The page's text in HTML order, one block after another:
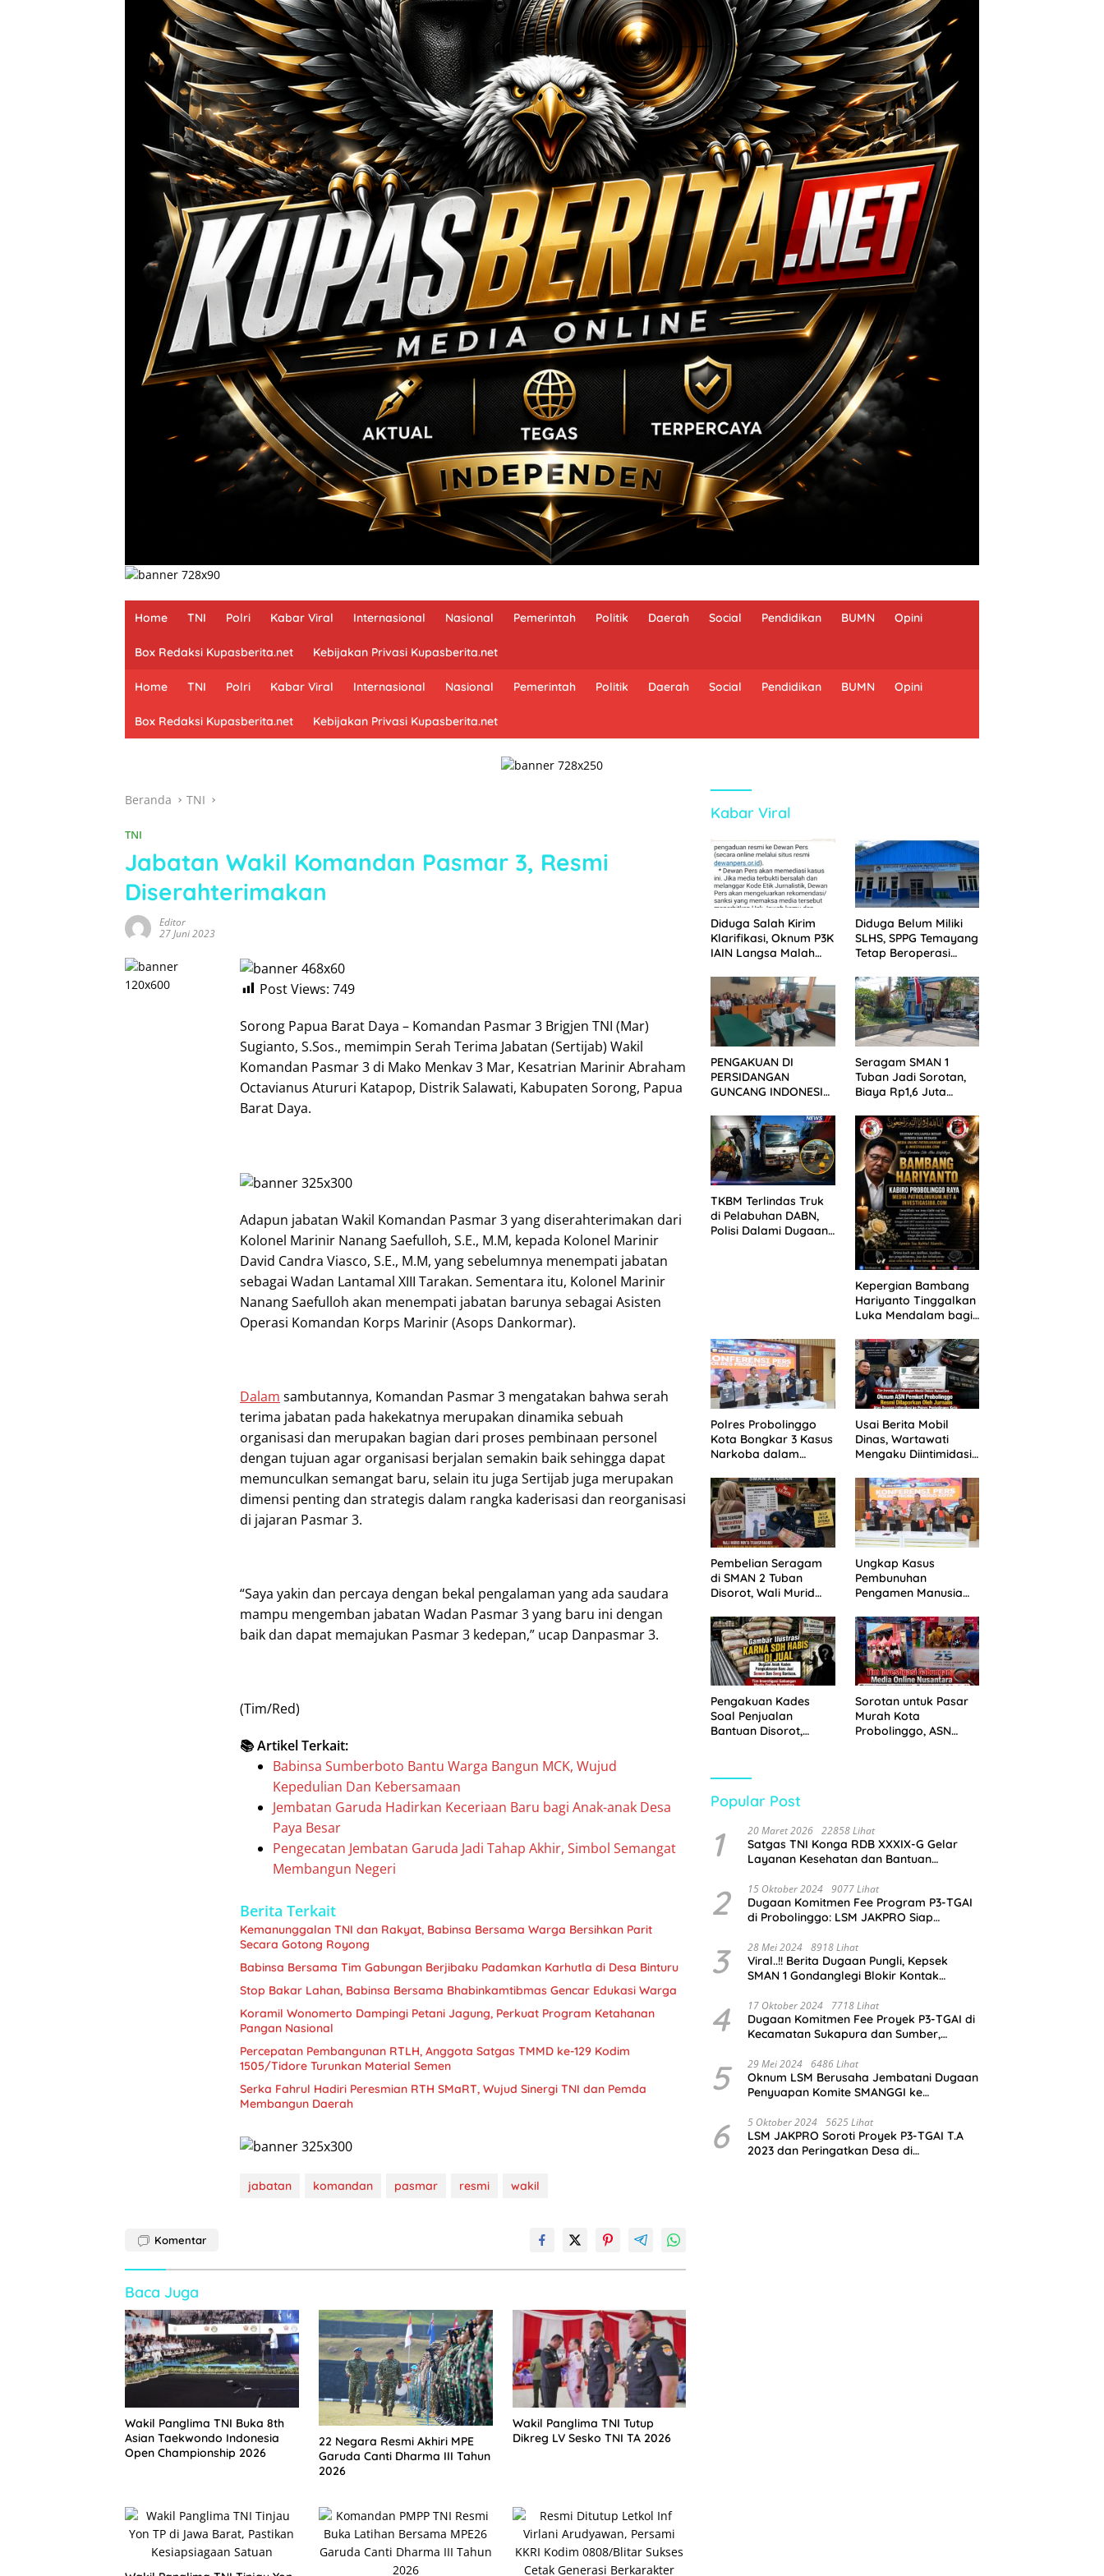
Home TNI Polri Kabar Viral Internasional Nasional Pemerintah Politik Daerah Social Pendidikan BUMN Opini
Box Redaksi Kupasberita.net Kebijakan Privasi Kupasberita.net
Home TNI Polri Kabar Viral Internasional Nasional Pemerintah Politik Daerah Social Pendidikan BUMN Opini
Box Redaksi Kupasberita.net Kebijakan Privasi Kupasberita.net
Beranda TNI
TNI
Jabatan Wakil Komandan Pasmar 3, Resmi
Diserahterimakan
Editor
27 Juni 2023
Post Views: 749
Sorong Papua Barat Daya – Komandan Pasmar 3 Brigjen TNI (Mar)
Sugianto, S.Sos., memimpin Serah Terima Jabatan (Sertijab) Wakil
Komandan Pasmar 3 di Mako Menkav 3 Mar, Kesatrian Marinir Abraham
Octavianus Atururi Katapop, Distrik Salawati, Kabupaten Sorong, Papua
Barat Daya.
Adapun jabatan Wakil Komandan Pasmar 3 yang diserahterimakan dari
Kolonel Marinir Nanang Saefulloh, S.E., M.M, kepada Kolonel Marinir
David Candra Viasco, S.E., M.M, yang sebelumnya menempati jabatan
sebagai Wadan Lantamal XIII Tarakan. Sementara itu, Kolonel Marinir
Nanang Saefulloh akan menempati jabatan barunya sebagai Asisten
Operasi Komandan Korps Marinir (Asops Dankormar).
Dalam sambutannya, Komandan Pasmar 3 mengatakan bahwa serah
terima jabatan pada hakekatnya merupakan dinamika sebuah
organisasi dan merupakan bagian dari proses pembinaan personel
dengan tujuan agar organisasi berjalan semakin baik sehingga dapat
memunculkan semangat baru, selain itu juga Sertijab juga merupakan
dimensi penting dan strategis dalam rangka kaderisasi dan reorganisasi
di jajaran Pasmar 3.
“Saya yakin dan percaya dengan bekal pengalaman yang ada saudara
mampu mengemban jabatan Wadan Pasmar 3 yang baru ini dengan
baik dan dapat memajukan Pasmar 3 kedepan,” ucap Danpasmar 3.
(Tim/Red)
📚 Artikel Terkait:
Babinsa Sumberboto Bantu Warga Bangun MCK, Wujud
Kepedulian Dan Kebersamaan
Jembatan Garuda Hadirkan Keceriaan Baru bagi Anak-anak Desa
Paya Besar
Pengecatan Jembatan Garuda Jadi Tahap Akhir, Simbol Semangat
Membangun Negeri
Berita Terkait
Kemanunggalan TNI dan Rakyat, Babinsa Bersama Warga Bersihkan Parit
Secara Gotong Royong
Babinsa Bersama Tim Gabungan Berjibaku Padamkan Karhutla di Desa Binturu
Stop Bakar Lahan, Babinsa Bersama Bhabinkamtibmas Gencar Edukasi Warga
Koramil Wonomerto Dampingi Petani Jagung, Perkuat Program Ketahanan
Pangan Nasional
Percepatan Pembangunan RTLH, Anggota Satgas TMMD ke-129 Kodim
1505/Tidore Turunkan Material Semen
Serka Fahrul Hadiri Peresmian RTH SMaRT, Wujud Sinergi TNI dan Pemda
Membangun Daerah
jabatan komandan pasmar resmi wakil
Komentar
Baca Juga
Wakil Panglima TNI Buka 8th
Asian Taekwondo Indonesia
Open Championship 2026
22 Negara Resmi Akhiri MPE
Garuda Canti Dharma III Tahun
2026
Wakil Panglima TNI Tutup
Dikreg LV Sesko TNI TA 2026
Kabar Viral
Diduga Salah Kirim
Klarifikasi, Oknum P3K
IAIN Langsa Malah
Dewan Pers
Diduga Belum Miliki
SLHS, SPPG Temayang
Tetap Beroperasi
PENGAKUAN DI
PERSIDANGAN
GUNCANG INDONESIA!
DITUNDA, KELUARGA
KORBAN MENGAMUK
DI PN MALANG
Seragam SMAN 1
Tuban Jadi Sorotan,
Biaya Rp1,6 Juta
SPMB 2026
TKBM Terlindas Truk
di Pelabuhan DABN,
Polisi Dalami Dugaan
Kepergian Bambang
Hariyanto Tinggalkan
Luka Mendalam bagi
Patrolihukum.net
Polres Probolinggo
Kota Bongkar 3 Kasus
Narkoba dalam
Sabu Disita
Usai Berita Mobil
Dinas, Wartawati
Mengaku Diintimidasi
Pemkot Probolinggo
dan Tempuh Jalur
Hukum
Pembelian Seragam
di SMAN 2 Tuban
Disorot, Wali Murid
Rp1,6 Juta
Ungkap Kasus
Pembunuhan
Pengamen Manusia
Probolinggo Kota
Tangkap Dua Pelaku
Pengakuan Kades
Soal Penjualan
Bantuan Disorot,
Sorotan untuk Pasar
Murah Kota
Probolinggo, ASN
Popular Post
1 20 Maret 2026 22858 Lihat
Satgas TNI Konga RDB XXXIX-G Gelar
Layanan Kesehatan dan Bantuan
2 15 Oktober 2024 9077 Lihat
Dugaan Komitmen Fee Program P3-TGAI
di Probolinggo: LSM JAKPRO Siap
3 28 Mei 2024 8918 Lihat
Viral..!! Berita Dugaan Pungli, Kepsek
SMAN 1 Gondanglegi Blokir Kontak
4 17 Oktober 2024 7718 Lihat
Dugaan Komitmen Fee Proyek P3-TGAI di
Kecamatan Sukapura dan Sumber,
Sikap
5 29 Mei 2024 6486 Lihat
Oknum LSM Berusaha Jembatani Dugaan
Penyuapan Komite SMANGGI ke
Juta
6 5 Oktober 2024 5625 Lihat
LSM JAKPRO Soroti Proyek P3-TGAI T.A
2023 dan Peringatkan Desa di